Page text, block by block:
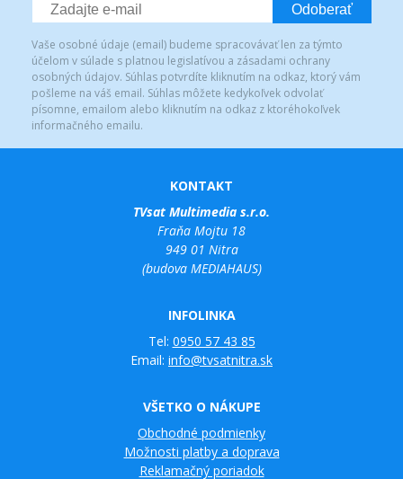
Odoberať
Vaše osobné údaje (email) budeme spracovávať len za týmto
účelom v súlade s platnou legislatívou a zásadami ochrany
osobných údajov. Súhlas potvrdíte kliknutím na odkaz, ktorý vám
pošleme na váš email. Súhlas môžete kedykoľvek odvolať
písomne, emailom alebo kliknutím na odkaz z ktoréhokoľvek
informačného emailu.
KONTAKT
TVsat Multimedia s.r.o.
Fraňa Mojtu 18
949 01 Nitra
(budova MEDIAHAUS)
INFOLINKA
Tel: 0950 57 43 85
Email: info@tvsatnitra.sk
VŠETKO O NÁKUPE
Obchodné podmienky
Možnosti platby a doprava
Reklamačný poriadok